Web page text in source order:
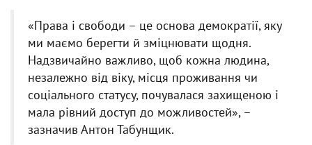
«Права і свободи – це основа демократії, яку
ми маємо берегти й зміцнювати щодня.
Надзвичайно важливо, щоб кожна людина,
незалежно від віку, місця проживання чи
соціального статусу, почувалася захищеною і
мала рівний доступ до можливостей», –
зазначив Антон Табунщик.